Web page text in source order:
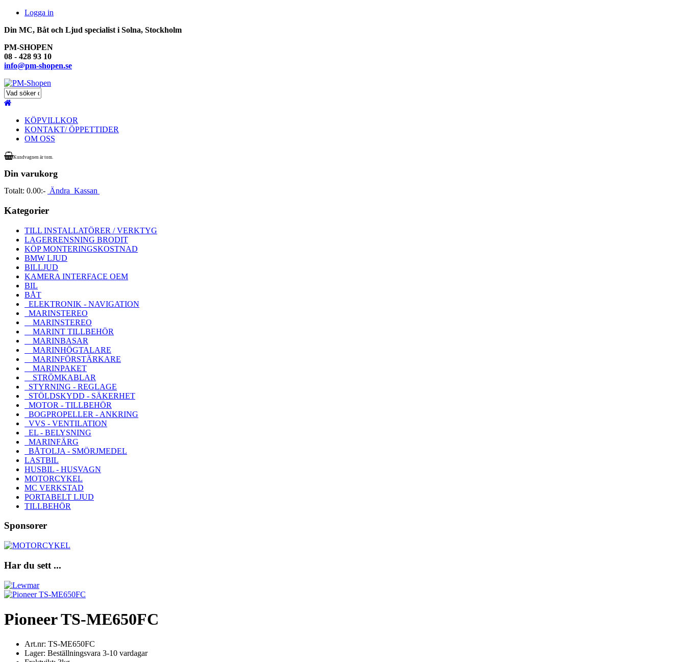
Logga in
Din MC, Båt och Ljud specialist i Solna, Stockholm
PM-SHOPEN
08 - 428 93 10
info@pm-shopen.se
KÖPVILLKOR
KONTAKT/ ÖPPETTIDER
OM OSS
Kundvagnen är tom.
Din varukorg
Totalt: 0.00:- Ändra Kassan
Kategorier
TILL INSTALLATÖRER / VERKTYG
LAGERRENSNING BRODIT
KÖP MONTERINGSKOSTNAD
BMW LJUD
BILLJUD
KAMERA INTERFACE OEM
BIL
BÅT
ELEKTRONIK - NAVIGATION
MARINSTEREO
MARINSTEREO
MARINT TILLBEHÖR
MARINBASAR
MARINHÖGTALARE
MARINFÖRSTÄRKARE
MARINPAKET
STRÖMKABLAR
STYRNING - REGLAGE
STÖLDSKYDD - SÄKERHET
MOTOR - TILLBEHÖR
BOGPROPELLER - ANKRING
VVS - VENTILATION
EL - BELYSNING
MARINFÄRG
BÅTOLJA - SMÖRJMEDEL
LASTBIL
HUSBIL - HUSVAGN
MOTORCYKEL
MC VERKSTAD
PORTABELT LJUD
TILLBEHÖR
Sponsorer
Har du sett ...
Pioneer TS-ME650FC
Art.nr: TS-ME650FC
Lager: Beställningsvara 3-10 vardagar